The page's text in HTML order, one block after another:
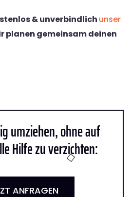
& unverbindlich unser
planen gemeinsam deinen
umziehen, ohne auf
Hilfe zu verzichten:
ANFRAGEN